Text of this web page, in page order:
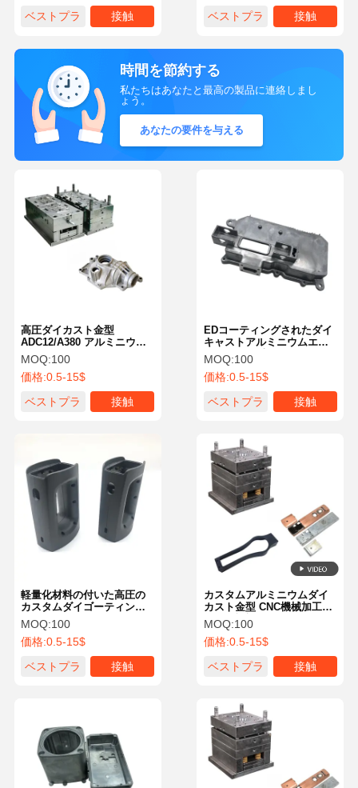
ベストプラ
接触
ベストプラ
接触
時間を節約する
私たちはあなたと最高の製品に連絡しまし
ょう。
あなたの要件を与える
EDコーティングされたダイ
キャストアルミニウムエン
クロージャ 車両トリム用鋳
造アルミニウム電気ボック
ス
MOQ:100
価格:0.5-15$
ベストプラ
接触
高圧ダイカスト金型
ADC12/A380 アルミニウム
ダイカストサービス カスタ
ムOEM部品
MOQ:100
価格:0.5-15$
ベストプラ
接触
カスタムアルミニウムダイ
カスト金型 CNC機械加工部
品 ISO認証
MOQ:100
価格:0.5-15$
ベストプラ
接触
軽量化材料の付いた高圧の
カスタムダイゴーティング
囲み
MOQ:100
価格:0.5-15$
ベストプラ
接触